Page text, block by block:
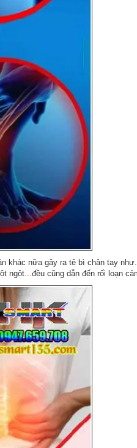
khác nữa gây ra tê bì chân tay
cũng dẫn đến rối loạn